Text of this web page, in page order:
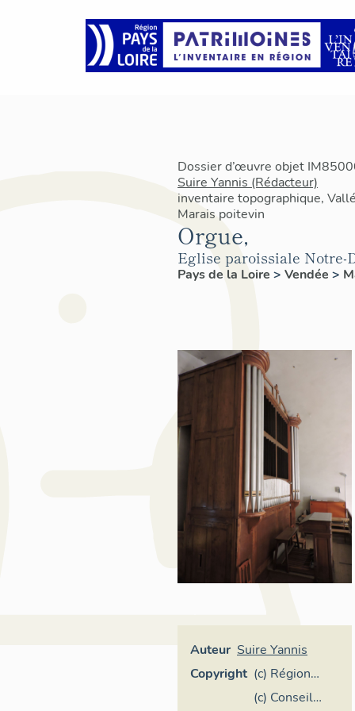
Dossier d’œuvre objet
Suire Yannis (Rédacteur)
inventaire topographique,
Marais poitevin
Orgue,
Eglise paroissiale Notre-
Pays de la Loire > Vendée >
Auteur Suire Yannis
Copyright (c) Région
Pays de la
(c) Conseil